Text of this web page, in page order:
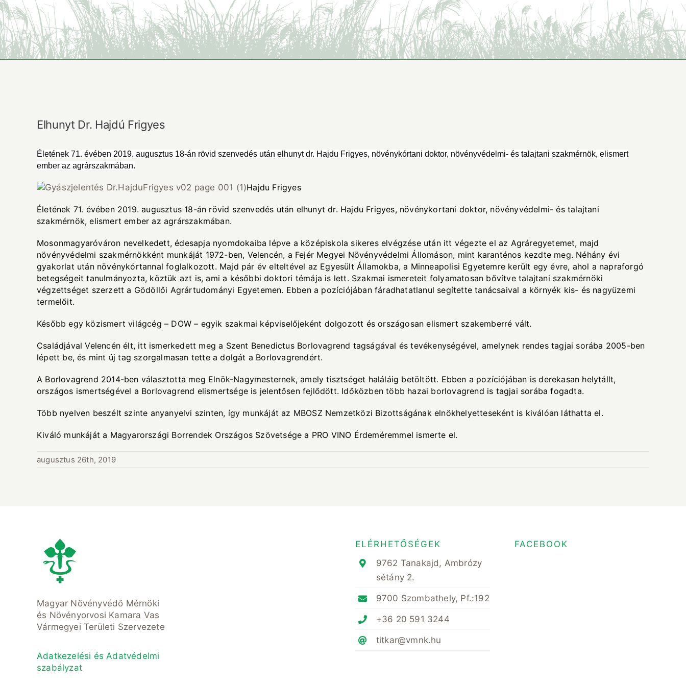
Elhunyt Dr. Hajdú Frigyes
Életének 71. évében 2019. augusztus 18-án rövid szenvedés után elhunyt dr. Hajdu Frigyes, növénykórtani doktor, növényvédelmi- és talajtani szakmérnök, elismert
ember az agrárszakmában.
Hajdu Frigyes
Életének 71. évében 2019. augusztus 18-án rövid szenvedés után elhunyt dr. Hajdu Frigyes, növénykortani doktor, növényvédelmi- és talajtani
szakmérnök, elismert ember az agrárszakmában.
Mosonmagyaróváron nevelkedett, édesapja nyomdokaiba lépve a középiskola sikeres elvégzése után itt végezte el az Agráregyetemet, majd
növényvédelmi szakmérnökként munkáját 1972-ben, Velencén, a Fejér Megyei Növényvédelmi Állomáson, mint karanténos kezdte meg. Néhány évi
gyakorlat után növénykórtannal foglalkozott. Majd pár év elteltével az Egyesült Államokba, a Minneapolisi Egyetemre került egy évre, ahol a napraforgó
betegségeit tanulmányozta, köztük azt is, ami a későbbi doktori témája is lett. Szakmai ismereteit folyamatosan bővítve talajtani szakmérnöki
végzettséget szerzett a Gödöllői Agrártudományi Egyetemen. Ebben a pozíciójában fáradhatatlanul segítette tanácsaival a környék kis- és nagyüzemi
termelőit.
Később egy közismert világcég – DOW – egyik szakmai képviselőjeként dolgozott és országosan elismert szakemberré vált.
Családjával Velencén élt, itt ismerkedett meg a Szent Benedictus Borlovagrend tagságával és tevékenységével, amelynek rendes tagjai sorába 2005-ben
lépett be, és mint új tag szorgalmasan tette a dolgát a Borlovagrendért.
A Borlovagrend 2014-ben választotta meg Elnök-Nagymesternek, amely tisztséget haláláig betöltött. Ebben a pozíciójában is derekasan helytállt,
országos ismertségével a Borlovagrend elismertsége is jelentősen fejlődött. Időközben több hazai borlovagrend is tagjai sorába fogadta.
Több nyelven beszélt szinte anyanyelvi szinten, így munkáját az MBOSZ Nemzetközi Bizottságának elnökhelyetteseként is kiválóan láthatta el.
Kiváló munkáját a Magyarországi Borrendek Országos Szövetsége a PRO VINO Érdeméremmel ismerte el.
augusztus 26th, 2019
Magyar Növényvédő Mérnöki
és Növényorvosi Kamara Vas
Vármegyei Területi Szervezete
Adatkezelési és Adatvédelmi
szabályzat
ELÉRHETŐSÉGEK
9762 Tanakajd, Ambrózy
sétány 2.
9700 Szombathely, Pf.:192
+36 20 591 3244
titkar@vmnk.hu
FACEBOOK